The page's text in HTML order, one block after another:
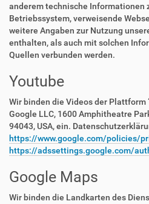
anderem technische Informationen
Betriebssystem, verweisende
weitere Angaben zur Nutzung
enthalten, als auch mit solchen
Quellen verbunden werden.
Youtube
Wir binden die Videos der Plattform
Google LLC, 1600 Amphitheatre
94043, USA, ein.
https://www.google.com/policies/
https://adssettings.google.com/
Google Maps
Wir binden die Landkarten des